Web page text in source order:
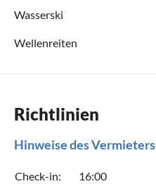
Wasserski
Wellenreiten
Richtlinien
Hinweise des Vermieters
Check-in: 16:00